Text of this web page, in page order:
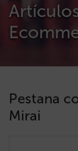
Pestana
Mirai